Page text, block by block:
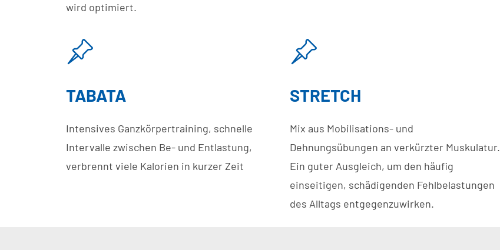
wird optimiert.
TABATA
Intensives Ganzkörpertraining, schnelle
Intervalle zwischen Be- und Entlastung,
verbrennt viele Kalorien in kurzer Zeit
STRETCH
Mix aus Mobilisations- und
Dehnungsübungen an verkürzter Muskulatur.
Ein guter Ausgleich, um den häufig
einseitigen, schädigenden Fehlbelastungen
des Alltags entgegenzuwirken.